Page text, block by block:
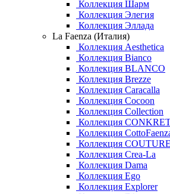
Коллекция Шарм
Коллекция Элегия
Коллекция Эллада
La Faenza (Италия)
Коллекция Aesthetica
Коллекция Bianco
Коллекция BLANCO
Коллекция Brezze
Коллекция Caracalla
Коллекция Cocoon
Коллекция Collection
Коллекция
Коллекция
Коллекция COUTURE
Коллекция Crea-La
Коллекция Dama
Коллекция Ego
Коллекция Explorer